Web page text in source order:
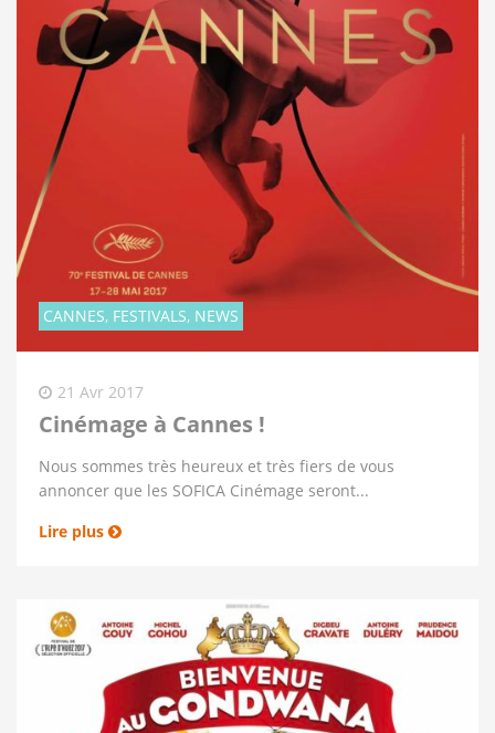
CANNES, FESTIVALS, NEWS
21 Avr 2017
Cinémage à Cannes !
Nous sommes très heureux et très fiers de vous
annoncer que les SOFICA Cinémage seront...
Lire plus